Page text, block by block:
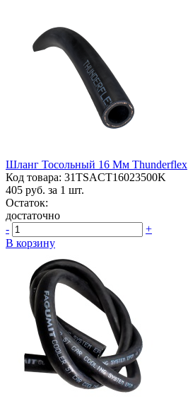
Шланг Тосольный 16 Мм Thunderflex
Код товара: 31TSACT16023500K
405 руб. за 1 шт.
Остаток:
достаточно
-
+
В корзину